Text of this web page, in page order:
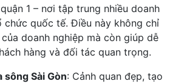
1 – nơi tập trung nhiều doanh
chức quốc tế. Điều này không chỉ
doanh nghiệp mà còn giúp dễ
hàng và đối tác quan trọng.
sông Sài Gòn: Cảnh quan đẹp, tạo